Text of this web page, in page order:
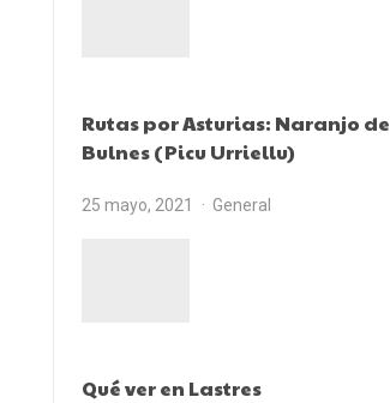
Rutas por Asturias: Naranjo de
Bulnes (Picu Urriellu)
25 mayo, 2021 General
Qué ver en Lastres